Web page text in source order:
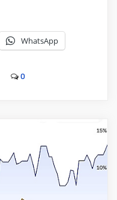
WhatsApp
0